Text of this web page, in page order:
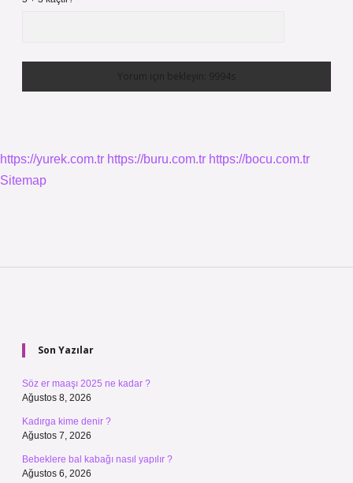
https://yurek.com.tr https://buru.com.tr https://bocu.com.tr
Sitemap
Son Yazılar
Söz er maaşı 2025 ne kadar ?
Ağustos 8, 2026
Kadırga kime denir ?
Ağustos 7, 2026
Bebeklere bal kabağı nasıl yapılır ?
Ağustos 6, 2026